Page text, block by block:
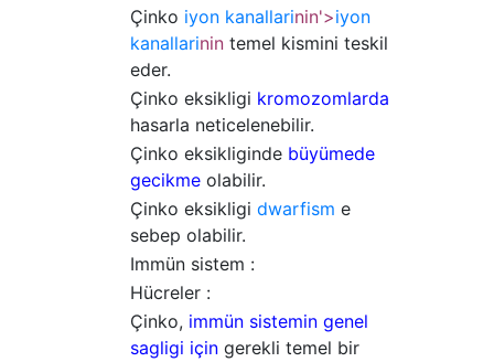
Çinko iyon kanallarinin'>iyon
kanallarinin temel kismini teskil
eder.
Çinko eksikligi kromozomlarda
hasarla neticelenebilir.
Çinko eksikliginde büyümede
gecikme olabilir.
Çinko eksikligi dwarfism e
sebep olabilir.
Immün sistem :
Hücreler :
Çinko, immün sistemin genel
sagligi için gerekli temel bir